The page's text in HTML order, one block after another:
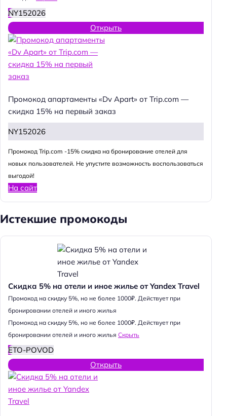
NY152026
Открыть
Промокод апартаменты «Dv Apart» от Trip.com —
скидка 15% на первый заказ
NY152026
Промокод Trip.com -15% скидка на бронирование отелей для
новых пользователей. Не упустите возможность воспользоваться
выгодой!
На сайт
Истекшие промокоды
Скидка 5% на отели и иное жилье от Yandex Travel
Промокод на скидку 5%, но не более 1000₽. Действует при
бронировании отелей и иного жилья
Промокод на скидку 5%, но не более 1000₽. Действует при
бронировании отелей и иного жилья Скрыть
ETO-POVOD
Открыть